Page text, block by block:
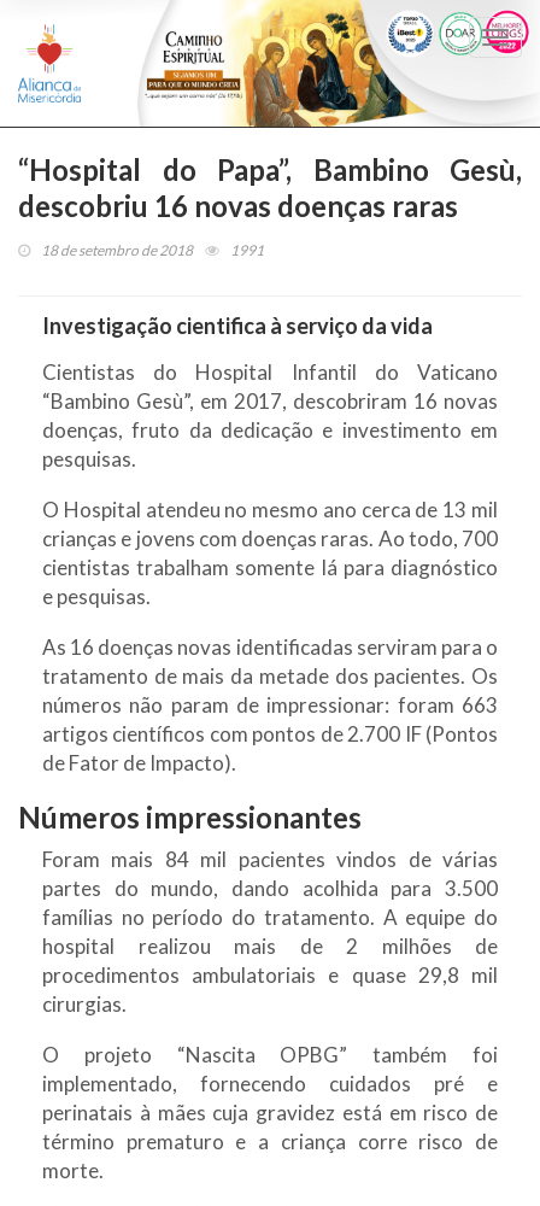
“Hospital do Papa”, Bambino Gesù,
descobriu 16 novas doenças raras
18 de setembro de 2018 1991
Investigação cientifica à serviço da vida
Cientistas do Hospital Infantil do Vaticano
“Bambino Gesù”, em 2017, descobriram 16 novas
doenças, fruto da dedicação e investimento em
pesquisas.
O Hospital atendeu no mesmo ano cerca de 13 mil
crianças e jovens com doenças raras. Ao todo, 700
cientistas trabalham somente lá para diagnóstico
e pesquisas.
As 16 doenças novas identificadas serviram para o
tratamento de mais da metade dos pacientes. Os
números não param de impressionar: foram 663
artigos científicos com pontos de 2.700 IF (Pontos
de Fator de Impacto).
Números impressionantes
Foram mais 84 mil pacientes vindos de várias
partes do mundo, dando acolhida para 3.500
famílias no período do tratamento. A equipe do
hospital realizou mais de 2 milhões de
procedimentos ambulatoriais e quase 29,8 mil
cirurgias.
O projeto “Nascita OPBG” também foi
implementado, fornecendo cuidados pré e
perinatais à mães cuja gravidez está em risco de
término prematuro e a criança corre risco de
morte.